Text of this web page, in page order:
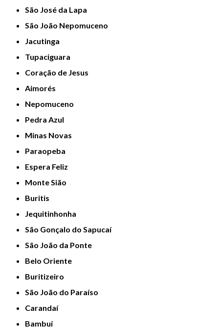
São José da Lapa
São João Nepomuceno
Jacutinga
Tupaciguara
Coração de Jesus
Aimorés
Nepomuceno
Pedra Azul
Minas Novas
Paraopeba
Espera Feliz
Monte Sião
Buritis
Jequitinhonha
São Gonçalo do Sapucaí
São João da Ponte
Belo Oriente
Buritizeiro
São João do Paraíso
Carandaí
Bambuí